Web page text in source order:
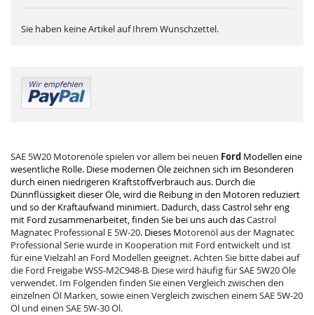
Sie haben keine Artikel auf Ihrem Wunschzettel.
SAE 5W20 Motorenöle spielen vor allem bei neuen Ford Modellen eine
wesentliche Rolle. Diese modernen Öle zeichnen sich im Besonderen
durch einen niedrigeren Kraftstoffverbrauch aus. Durch die
Dünnflüssigkeit dieser Öle, wird die Reibung in den Motoren reduziert
und so der Kraftaufwand minimiert. Dadurch, dass Castrol sehr eng
mit Ford zusammenarbeitet, finden Sie bei uns auch dasCastrol
Magnatec Professional E 5W-20. Dieses Motorenöl aus der Magnatec
Professional Serie wurde in Kooperation mit Ford entwickelt und ist
für eine Vielzahl an Ford Modellen geeignet. Achten Sie bitte dabei auf
die Ford Freigabe WSS-M2C948-B. Diese wird häufig für SAE 5W20 Öle
verwendet. Im Folgenden finden Sie einen Vergleich zwischen den
einzelnen Öl Marken, sowie einen Vergleich zwischen einem SAE 5W-20
Öl und einen SAE 5W-30 Öl.